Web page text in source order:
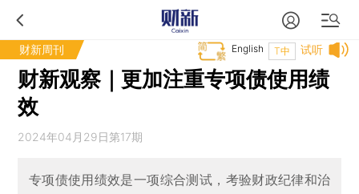
财新周刊 试听
T中
English
财新观察｜更加注重专项债使用绩
效
2024年04月29日第17期
专项债使用绩效是一项综合测试，考验财政纪律和治